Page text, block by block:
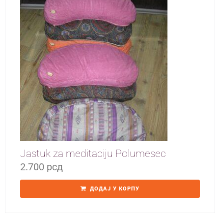
Jastuk za meditaciju Polumesec
2.700 рсд
ДОДАЈ У КОРПУ